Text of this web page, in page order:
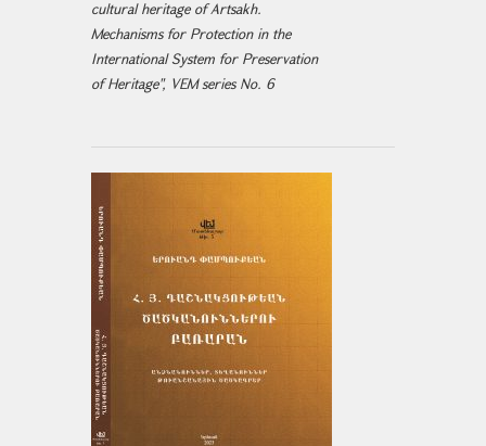
cultural heritage of Artsakh.
Mechanisms for Protection in the
International System for Preservation
of Heritage", VEM series No. 6